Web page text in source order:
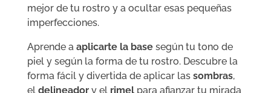
mejor de tu rostro y a ocultar esas pequeñas
imperfecciones.
Aprende a aplicarte la basesegún tu tono de
piel y según la forma de tu rostro. Descubre la
forma fácil y divertida de aplicar las sombras,
el delineadory el rimelpara afianzar tu mirada